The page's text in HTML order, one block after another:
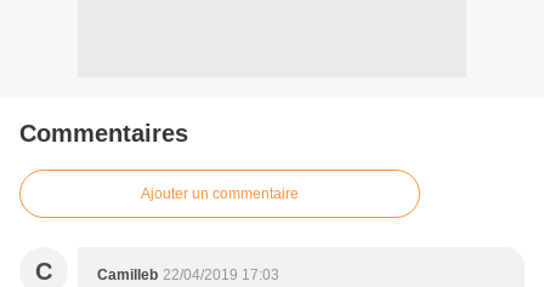
Commentaires
Ajouter un commentaire
C Camilleb 22/04/2019 17:03